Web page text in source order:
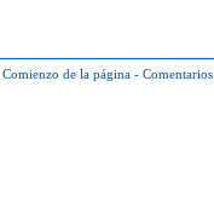
Comienzo de la página - Comentarios